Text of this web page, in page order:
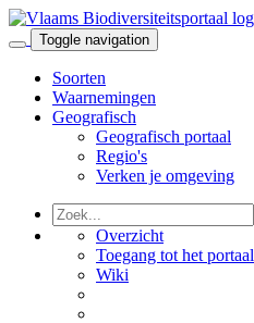
Toggle navigation
Soorten
Waarnemingen
Geografisch
Geografisch portaal
Regio's
Verken je omgeving
Overzicht
Toegang tot het portaal
Wiki